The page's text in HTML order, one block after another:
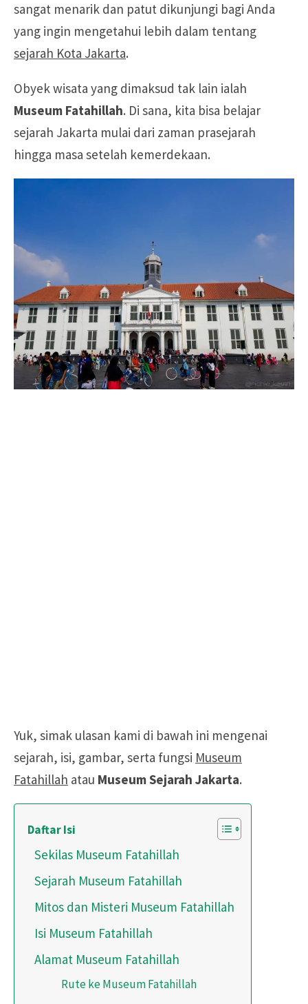
sangat menarik dan patut dikunjungi bagi Anda
yang ingin mengetahui lebih dalam tentang
sejarah Kota Jakarta.
Obyek wisata yang dimaksud tak lain ialah
Museum Fatahillah. Di sana, kita bisa belajar
sejarah Jakarta mulai dari zaman prasejarah
hingga masa setelah kemerdekaan.
Yuk, simak ulasan kami di bawah ini mengenai
sejarah, isi, gambar, serta fungsi Museum
Fatahillah atau Museum Sejarah Jakarta.
Daftar Isi
Sekilas Museum Fatahillah
Sejarah Museum Fatahillah
Mitos dan Misteri Museum Fatahillah
Isi Museum Fatahillah
Alamat Museum Fatahillah
Rute ke Museum Fatahillah